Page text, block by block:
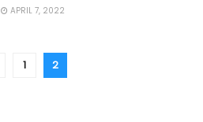
APRIL 7, 2022
1 2